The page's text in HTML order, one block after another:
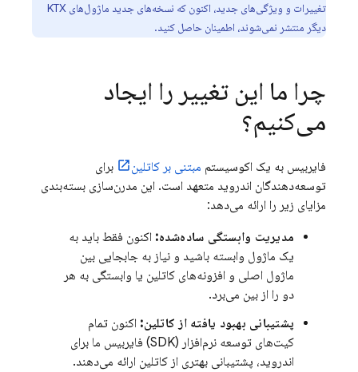
تغییرات و ویژگی‌های جدید، اکنون که نسخه‌های جدید ماژول‌های KTX
دیگر منتشر نمی‌شوند، اطمینان حاصل کنید.
چرا ما این تغییر را ایجاد
می‌کنیم؟
فایربیس به یک اکوسیستم مبتنی بر کاتلین
برای
توسعه‌دهندگان اندروید متعهد است. این مدرن‌سازی بسته‌بندی
مزایای زیر را ارائه می‌دهد:
مدیریت وابستگی ساده‌شده: اکنون فقط باید به
یک ماژول وابسته باشید و نیاز به جابجایی بین
ماژول اصلی و افزونه‌های کاتلین یا وابستگی به هر
دو را از بین می‌برد.
پشتیبانی بهبود یافته از کاتلین: اکنون تمام
کیت‌های توسعه نرم‌افزار (SDK) فایربیس ما برای
اندروید، پشتیبانی بهتری از کاتلین ارائه می‌دهند.